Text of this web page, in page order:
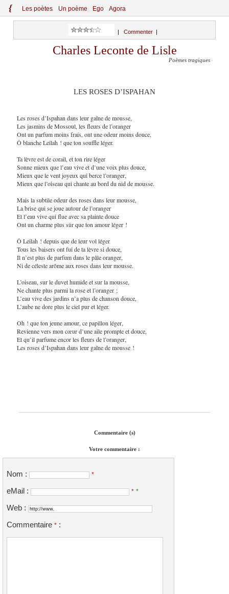
{ Les poètes Un poème Ego Agora
Commenter
Charles Leconte de Lisle
Poèmes tragiques
LES ROSES D’ISPAHAN
Les roses d’Ispahan dans leur gaîne de mousse,
Les jasmins de Mossoul, les fleurs de l’oranger
Ont un parfum moins frais, ont une odeur moins douce,
Ô blanche Leïlah ! que ton souffle léger.
Ta lèvre est de corail, et ton rire léger
Sonne mieux que l’eau vive et d’une voix plus douce,
Mieux que le vent joyeux qui berce l’oranger,
Mieux que l’oiseau qui chante au bord du nid de mousse.
Mais la subtile odeur des roses dans leur mousse,
La brise qui se joue autour de l’oranger
Et l’eau vive qui flue avec sa plainte douce
Ont un charme plus sûr que ton amour léger !
Ô Leïlah ! depuis que de leur vol léger
Tous les baisers ont fui de ta lèvre si douce,
Il n’est plus de parfum dans le pâle oranger,
Ni de céleste arôme aux roses dans leur mousse.
L’oiseau, sur le duvet humide et sur la mousse,
Ne chante plus parmi la rose et l’oranger ;
L’eau vive des jardins n’a plus de chanson douce,
L’aube ne dore plus le ciel pur et léger.
Oh ! que ton jeune amour, ce papillon léger,
Revienne vers mon cœur d’une aile prompte et douce,
Et qu’il parfume encor les fleurs de l’oranger,
Les roses d’Ispahan dans leur gaîne de mousse !
Commentaire (s)
Votre commentaire :
Nom : *
eMail : * *
Web :
Commentaire * :